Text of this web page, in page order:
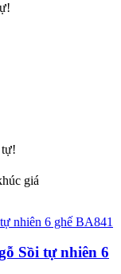
giá
Sồi tự nhiên 6